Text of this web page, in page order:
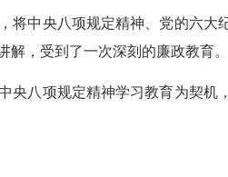
中央八项规定精神、党的六大
，受到了一次深刻的廉政教育。
八项规定精神学习教育为契机